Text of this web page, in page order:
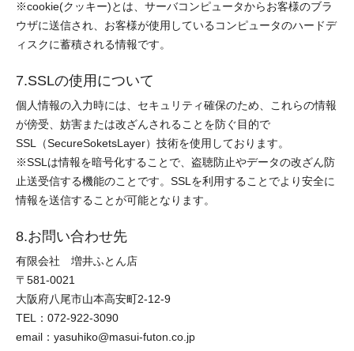
※cookie(クッキー)とは、サーバコンピュータからお客様のブラ
ウザに送信され、お客様が使用しているコンピュータのハードデ
ィスクに蓄積される情報です。
7.SSLの使用について
個人情報の入力時には、セキュリティ確保のため、これらの情報
が傍受、妨害または改ざんされることを防ぐ目的で
SSL（SecureSoketsLayer）技術を使用しております。
※SSLは情報を暗号化することで、盗聴防止やデータの改ざん防
止送受信する機能のことです。SSLを利用することでより安全に
情報を送信することが可能となります。
8.お問い合わせ先
有限会社 増井ふとん店
〒581-0021
大阪府八尾市山本高安町2-12-9
TEL：072-922-3090
email：yasuhiko@masui-futon.co.jp